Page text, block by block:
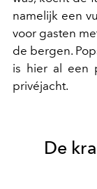
namelijk een
voor gasten
de bergen.
is hier al een
privéjacht.
De